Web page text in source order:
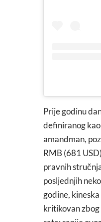
Prije godinu
definiranog
amandman,
RMB (681
pravnih
posljednjih
godine,
kritikovan zbog